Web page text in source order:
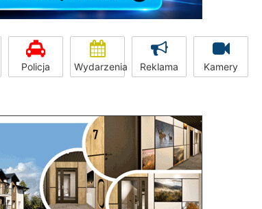
Policja Wydarzenia Reklama Kamery